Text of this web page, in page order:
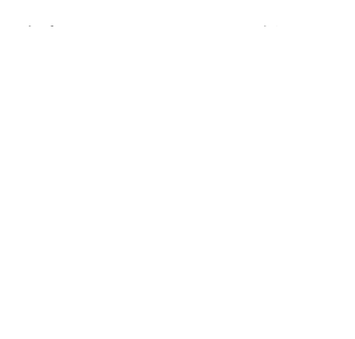
本プロジェクトではアート×〇〇で話してみ